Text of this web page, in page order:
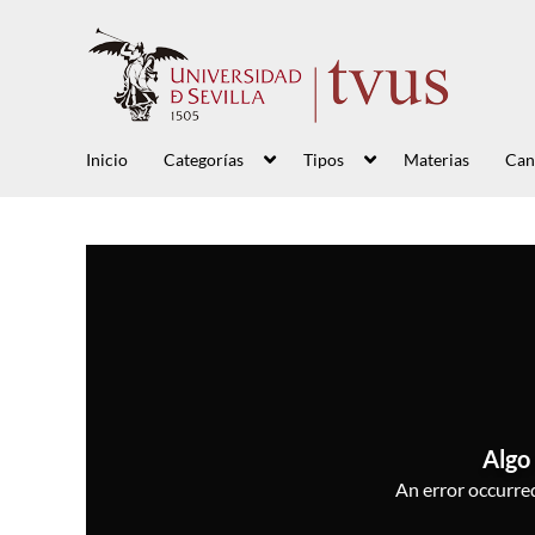
Inicio Categorías Tipos Materias
Algo
An error